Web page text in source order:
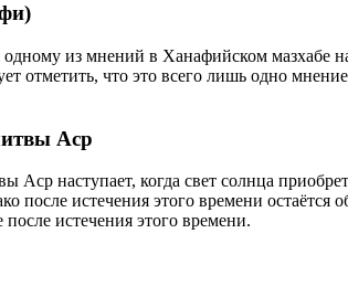
одному из мнений в Ханафийском мазхабе
отметить, что это всего лишь одно
Аср
Аср наступает, когда свет солнца
после истечения этого времени
истечения этого времени.